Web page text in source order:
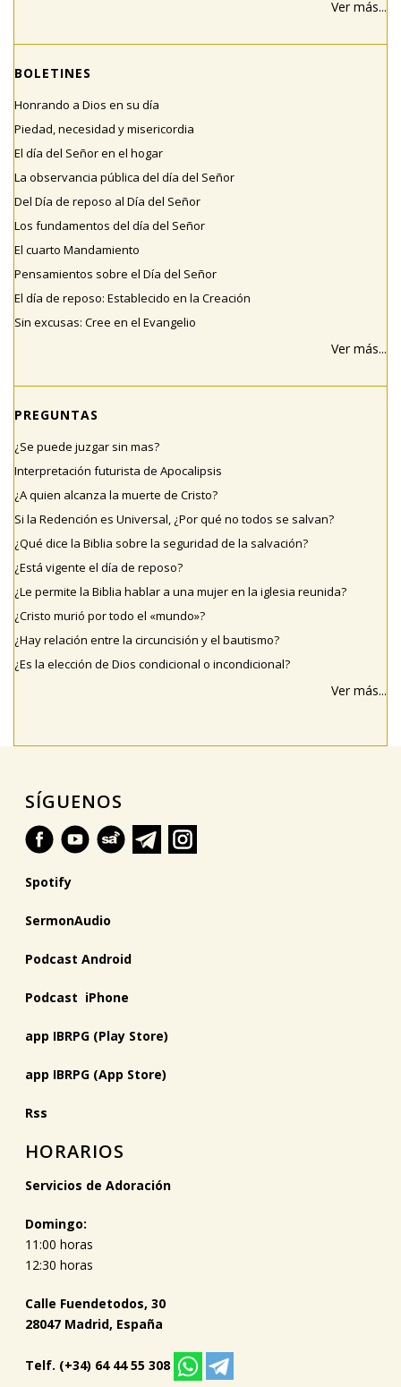
Ver más...
BOLETINES
Honrando a Dios en su día
Piedad, necesidad y misericordia
El día del Señor en el hogar
La observancia pública del día del Señor
Del Día de reposo al Día del Señor
Los fundamentos del día del Señor
El cuarto Mandamiento
Pensamientos sobre el Día del Señor
El día de reposo: Establecido en la Creación
Sin excusas: Cree en el Evangelio
Ver más...
PREGUNTAS
¿Se puede juzgar sin mas?
Interpretación futurista de Apocalipsis
¿A quien alcanza la muerte de Cristo?
Si la Redención es Universal, ¿Por qué no todos se salvan?
¿Qué dice la Biblia sobre la seguridad de la salvación?
¿Está vigente el día de reposo?
¿Le permite la Biblia hablar a una mujer en la iglesia reunida?
¿Cristo murió por todo el «mundo»?
¿Hay relación entre la circuncisión y el bautismo?
¿Es la elección de Dios condicional o incondicional?
Ver más...
SÍGUENOS
Spotify
SermonAudio
Podcast Android
Podcast iPhone
app IBRPG (Play Store)
app IBRPG (App Store)
Rss
HORARIOS
Servicios de Adoración
Domingo:
11:00 horas
12:30 horas
Calle Fuendetodos, 30
28047 Madrid, España
Telf. (+34) 64 44 55 308